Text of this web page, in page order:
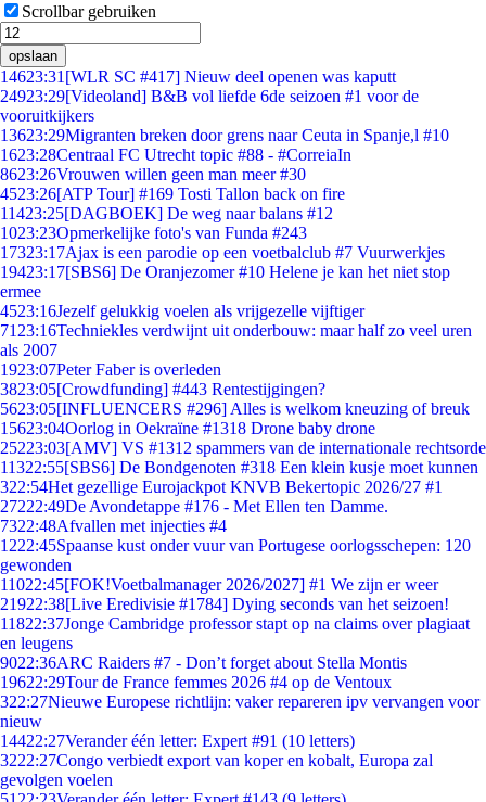
Scrollbar gebruiken
opslaan
14623:31 [WLR SC #417] Nieuw deel openen was kaputt
24923:29[Videoland] B&B vol liefde 6de seizoen #1 voor de
vooruitkijkers
13623:29Migranten breken door grens naar Ceuta in Spanje,l #10
1623:28Centraal FC Utrecht topic #88 - #CorreiaIn
8623:26Vrouwen willen geen man meer #30
4523:26[ATP Tour] #169 Tosti Tallon back on fire
11423:25[DAGBOEK] De weg naar balans #12
1023:23Opmerkelijke foto's van Funda #243
17323:17Ajax is een parodie op een voetbalclub #7 Vuurwerkjes
19423:17[SBS6] De Oranjezomer #10 Helene je kan het niet stop
ermee
4523:16Jezelf gelukkig voelen als vrijgezelle vijftiger
71 23:16Techniekles verdwijnt uit onderbouw: maar half zo veel uren
als 2007
1923:07Peter Faber is overleden
3823:05[Crowdfunding] #443 Rentestijgingen?
5623:05[INFLUENCERS #296] Alles is welkom kneuzing of breuk
15623:04Oorlog in Oekraïne #1318 Drone baby drone
25223:03[AMV] VS #1312 spammers van de internationale rechtsorde
11322:55[SBS6] De Bondgenoten #318 Een klein kusje moet kunnen
322:54Het gezellige Eurojackpot KNVB Bekertopic 2026/27 #1
27222:49De Avondetappe #176 - Met Ellen ten Damme.
7322:48Afvallen met injecties #4
1222:45Spaanse kust onder vuur van Portugese oorlogsschepen: 120
gewonden
11022:45[FOK!Voetbalmanager 2026/2027] #1 We zijn er weer
21922:38[Live Eredivisie #1784] Dying seconds van het seizoen!
11822:37Jonge Cambridge professor stapt op na claims over plagiaat
en leugens
9022:36ARC Raiders #7 - Don’t forget about Stella Montis
19622:29Tour de France femmes 2026 #4 op de Ventoux
322:27Nieuwe Europese richtlijn: vaker repareren ipv vervangen voor
nieuw
14422:27Verander één letter: Expert #91 (10 letters)
3222:27Congo verbiedt export van koper en kobalt, Europa zal
gevolgen voelen